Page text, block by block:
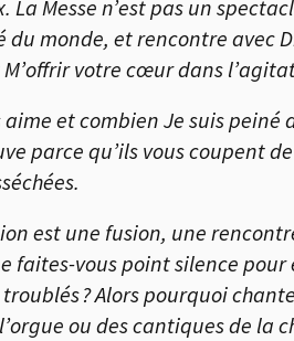
Messe n’est pas un
monde, et rencontre avec
votre cœur dans
et combien Je suis
parce qu’ils vous coupent
est une fusion, une
faites-vous point silence pour
? Alors pourquoi
ou des cantiques de la